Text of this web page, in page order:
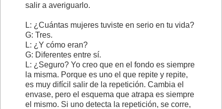
salir a averiguarlo.
L: ¿Cuántas mujeres tuviste en serio en tu vida?
G: Tres.
L: ¿Y cómo eran?
G: Diferentes entre sí.
L: ¿Seguro? Yo creo que en el fondo es siempre
la misma. Porque es uno el que repite y repite,
es muy difícil salir de la repetición. Cambia el
envase, pero el esquema que atrapa es siempre
el mismo. Si uno detecta la repetición, se corre,